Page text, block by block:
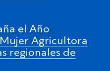
el Año
Agricultora
regionales de